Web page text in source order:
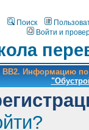
Поиск
Войти и
BB2. Информацию